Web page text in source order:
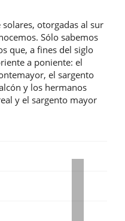
otorgadas al sur
Sólo sabemos
que, a fines del siglo
a poniente: el
el sargento
y los hermanos
y el sargento mayor